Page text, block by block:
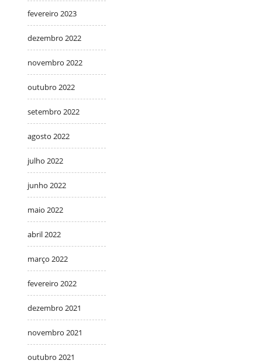
fevereiro 2023
dezembro 2022
novembro 2022
outubro 2022
setembro 2022
agosto 2022
julho 2022
junho 2022
maio 2022
abril 2022
março 2022
fevereiro 2022
dezembro 2021
novembro 2021
outubro 2021